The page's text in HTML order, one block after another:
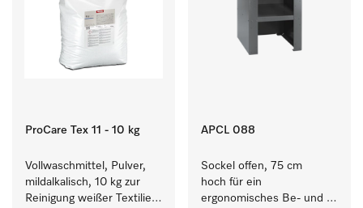
ProCare Tex 11 - 10 kg
Vollwaschmittel, Pulver,
mildalkalisch, 10 kg zur
Reinigung weißer Textilien
APCL 088
Sockel offen, 75 cm
hoch für ein
ergonomisches Be- und